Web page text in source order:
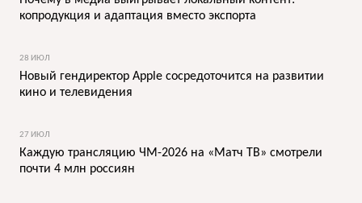
копродукция и адаптация вместо экспорта
28 ИЮЛ
Новый гендиректор Apple сосредоточится на развитии
кино и телевидения
27 ИЮЛ
Каждую трансляцию ЧМ-2026 на «Матч ТВ» смотрели
почти 4 млн россиян